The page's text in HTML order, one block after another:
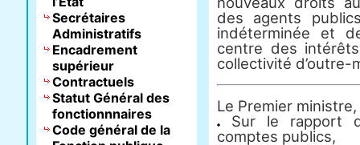
des agents
indéterminée et
centre des
collectivité d’outre-
Le Premier ministre,
Sur le rapport
comptes publics,
Secrétaires
Administratifs
Encadrement
supérieur
Contractuels
Statut Général des
fonctionnnaires
Code général de la